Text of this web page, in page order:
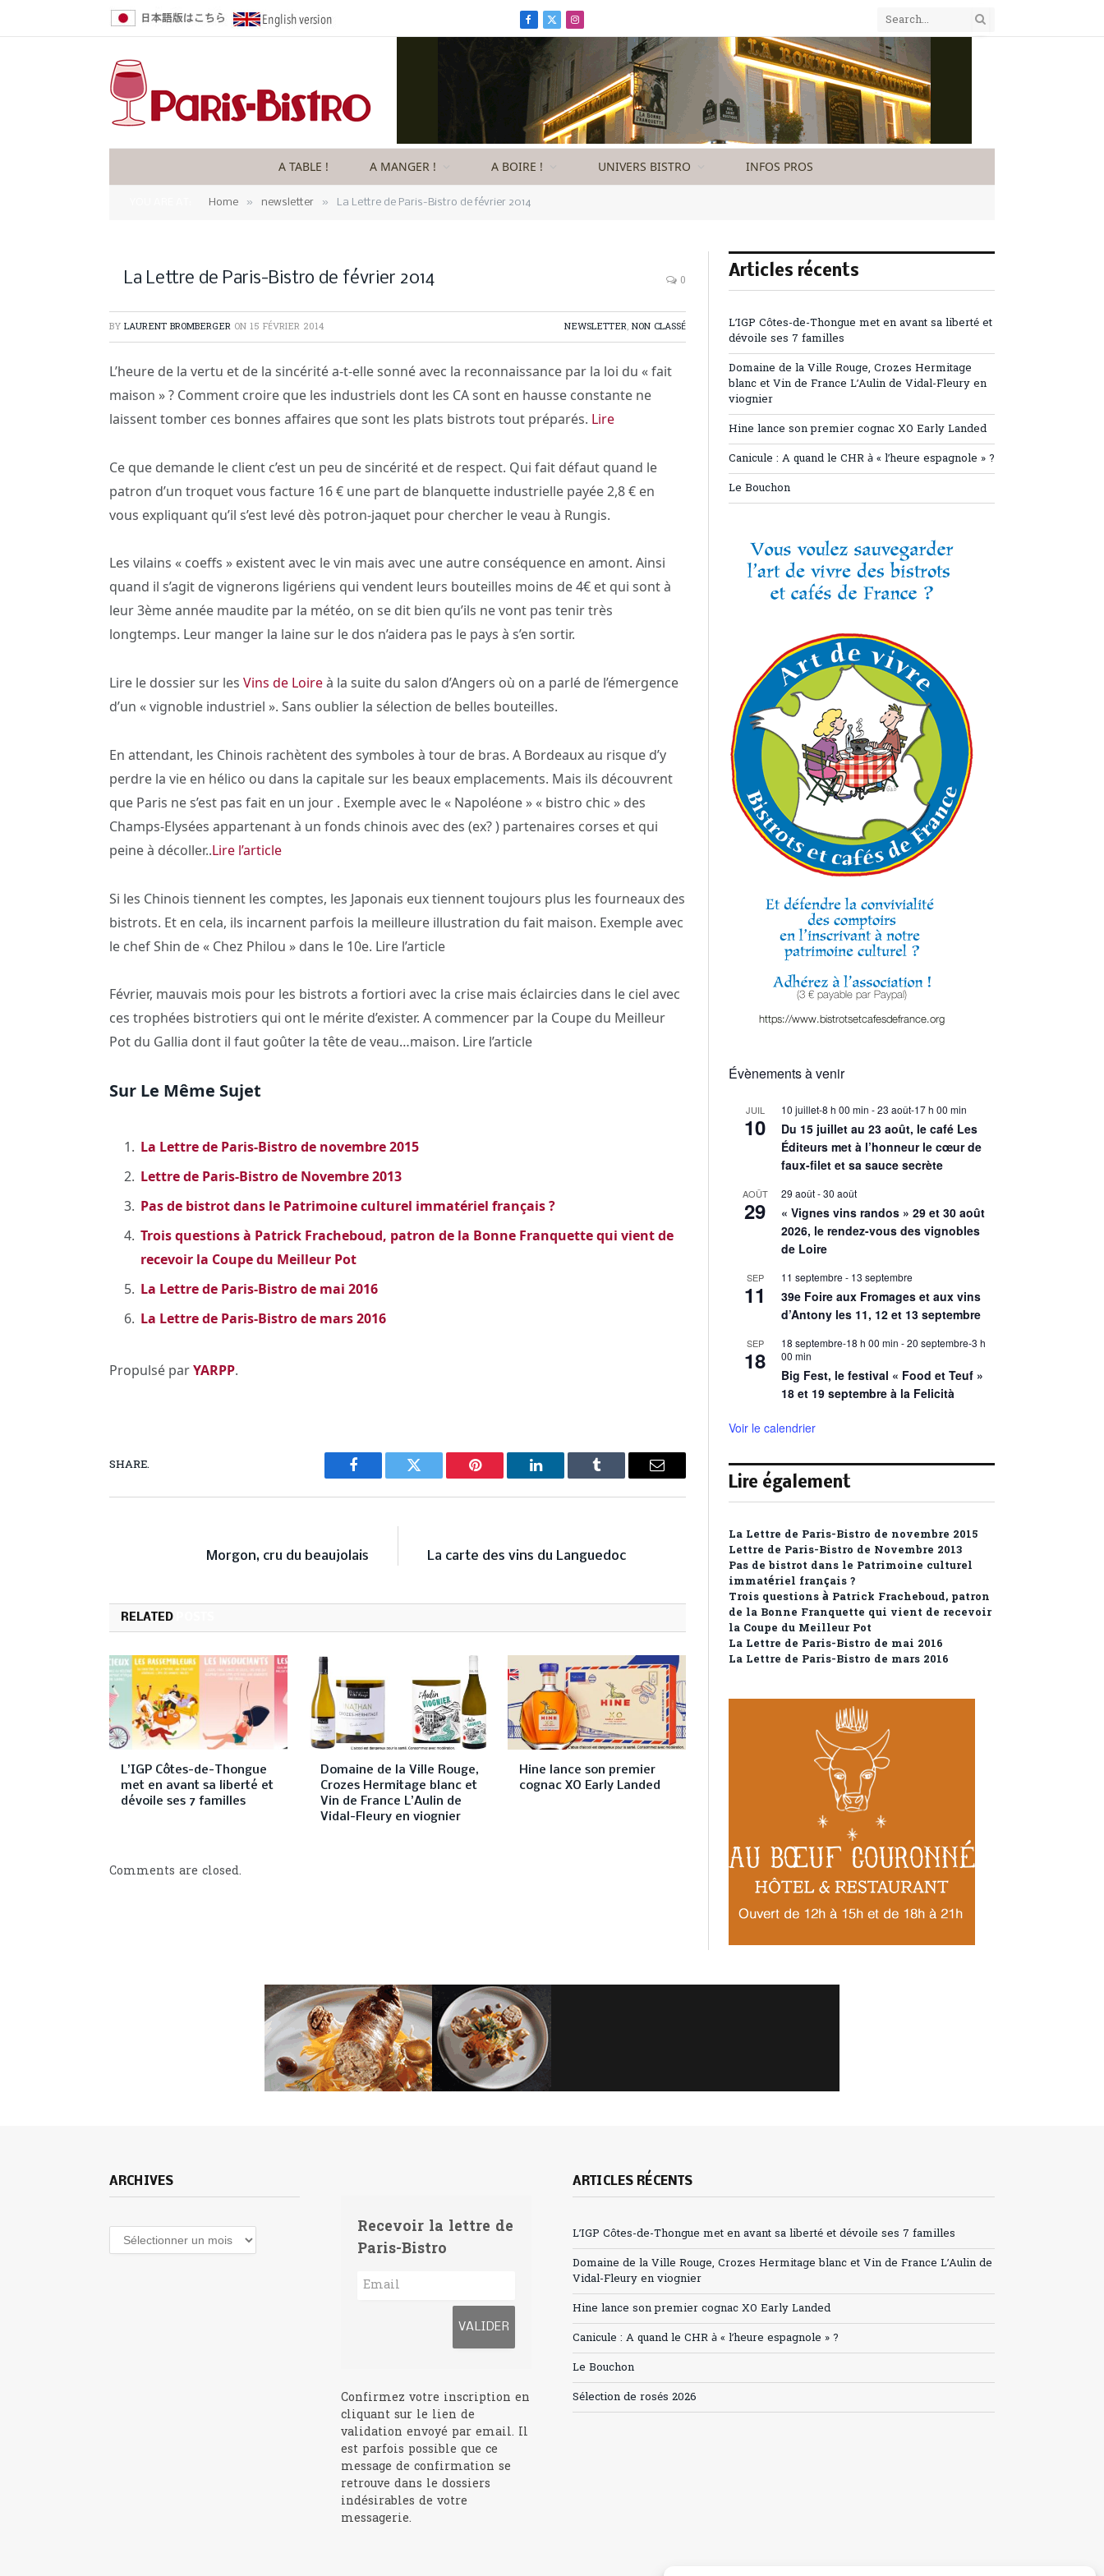
Facebook
X
(Twitter)
Instagram
A TABLE ! A MANGER ! A BOIRE ! UNIVERS BISTRO INFOS PROS
Home » newsletter » La Lettre de Paris-Bistro de février 2014
La Lettre de Paris-Bistro de février 2014 0
BY LAURENT BROMBERGER ON 15 FÉVRIER 2014 NEWSLETTER, NON CLASSÉ
L’heure de la vertu et de la sincérité a-t-elle sonné avec la reconnaissance par la loi du « fait
maison » ? Comment croire que les industriels dont les CA sont en hausse constante ne
laissent tomber ces bonnes affaires que sont les plats bistrots tout préparés. Lire
Ce que demande le client c’est un peu de sincérité et de respect. Qui fait défaut quand le
patron d’un troquet vous facture 16 € une part de blanquette industrielle payée 2,8 € en
vous expliquant qu’il s’est levé dès potron-jaquet pour chercher le veau à Rungis.
Les vilains « coeffs » existent avec le vin mais avec une autre conséquence en amont. Ainsi
quand il s’agit de vignerons ligériens qui vendent leurs bouteilles moins de 4€ et qui sont à
leur 3ème année maudite par la météo, on se dit bien qu’ils ne vont pas tenir très
longtemps. Leur manger la laine sur le dos n’aidera pas le pays à s’en sortir.
Lire le dossier sur les Vins de Loireà la suite du salon d’Angers où on a parlé de l’émergence
d’un « vignoble industriel ». Sans oublier la sélection de belles bouteilles.
En attendant, les Chinois rachètent des symboles à tour de bras. A Bordeaux au risque d’y
perdre la vie en hélico ou dans la capitale sur les beaux emplacements. Mais ils découvrent
que Paris ne s’est pas fait en un jour . Exemple avec le « Napoléone » « bistro chic » des
Champs-Elysées appartenant à un fonds chinois avec des (ex? ) partenaires corses et qui
peine à décoller..Lire l’article
Si les Chinois tiennent les comptes, les Japonais eux tiennent toujours plus les fourneaux des
bistrots. Et en cela, ils incarnent parfois la meilleure illustration du fait maison. Exemple avec
le chef Shin de « Chez Philou » dans le 10e. Lire l’article
Février, mauvais mois pour les bistrots a fortiori avec la crise mais éclaircies dans le ciel avec
ces trophées bistrotiers qui ont le mérite d’exister. A commencer par la Coupe du Meilleur
Pot du Gallia dont il faut goûter la tête de veau…maison. Lire l’article
Sur Le Même Sujet
La Lettre de Paris-Bistro de novembre 2015
Lettre de Paris-Bistro de Novembre 2013
Pas de bistrot dans le Patrimoine culturel immatériel français ?
Trois questions à Patrick Fracheboud, patron de la Bonne Franquette qui vient de
recevoir la Coupe du Meilleur Pot
La Lettre de Paris-Bistro de mai 2016
La Lettre de Paris-Bistro de mars 2016
Propulsé parYARPP.
SHARE.
Facebook Twitter Pinterest LinkedIn Tumblr Email
Morgon, cru du beaujolais La carte des vins du Languedoc
RELATED
L’IGP Côtes-de-Thongue
met en avant sa liberté et
dévoile ses 7 familles
Domaine de la Ville Rouge,
Crozes Hermitage blanc et
Vin de France L’Aulin de
Vidal-Fleury en viognier
Hine lance son premier
cognac XO Early Landed
Comments are closed.
Articles récents
L’IGP Côtes-de-Thongue met en avant sa liberté et
dévoile ses 7 familles
Domaine de la Ville Rouge, Crozes Hermitage
blanc et Vin de France L’Aulin de Vidal-Fleury en
viognier
Hine lance son premier cognac XO Early Landed
Canicule : A quand le CHR à « l’heure espagnole » ?
Le Bouchon
Évènements à venir
JUIL
10
10 juillet-8 h 00 min -23 août-17 h 00 min
Du 15 juillet au 23 août, le café Les
Éditeurs met à l’honneur le cœur de
faux-filet et sa sauce secrète
AOÛT
29
29 août-30 août
« Vignes vins randos » 29 et 30 août
2026, le rendez-vous des vignobles
de Loire
SEP
11
11 septembre - 13 septembre
39e Foire aux Fromages et aux vins
d’Antony les 11, 12 et 13 septembre
SEP
18
18 septembre-18 h 00 min -20 septembre-3 h
00 min
Big Fest, le festival « Food et Teuf »
18 et 19 septembre à la Felicità
Voir le calendrier
Lire également
La Lettre de Paris-Bistro de novembre 2015
Lettre de Paris-Bistro de Novembre 2013
Pas de bistrot dans le Patrimoine culturel
immatériel français ?
Trois questions à Patrick Fracheboud, patron
de la Bonne Franquette qui vient de recevoir
la Coupe du Meilleur Pot
La Lettre de Paris-Bistro de mai 2016
La Lettre de Paris-Bistro de mars 2016
ARCHIVES
Archives
Recevoir la lettre de
Paris-Bistro
Confirmez votre inscription en
cliquant sur le lien de
validation envoyé par email. Il
est parfois possible que ce
message de confirmation se
retrouve dans le dossiers
indésirables de votre
messagerie.
ARTICLES RÉCENTS
L’IGP Côtes-de-Thongue met en avant sa liberté et dévoile ses 7 familles
Domaine de la Ville Rouge, Crozes Hermitage blanc et Vin de France L’Aulin de
Vidal-Fleury en viognier
Hine lance son premier cognac XO Early Landed
Canicule : A quand le CHR à « l’heure espagnole » ?
Le Bouchon
Sélection de rosés 2026